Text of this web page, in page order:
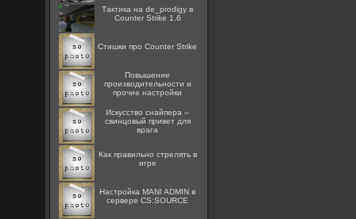
Тактика на de_prodigy в
Counter Strike 1.6
Стишки про Counter Strike
Повышение
производительности и
прочие настройки
Искусство снайпера –
свинцовый привет для
врага
Как правильно стрелять в
игре
Настройка MANI ADMIN в
сервере CS:SOURCE